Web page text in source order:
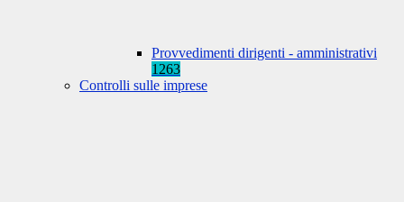
Provvedimenti dirigenti - amministrativi
1263
Controlli sulle imprese